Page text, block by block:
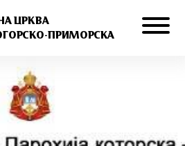
ЦРКВА
ПРИМОРСКА